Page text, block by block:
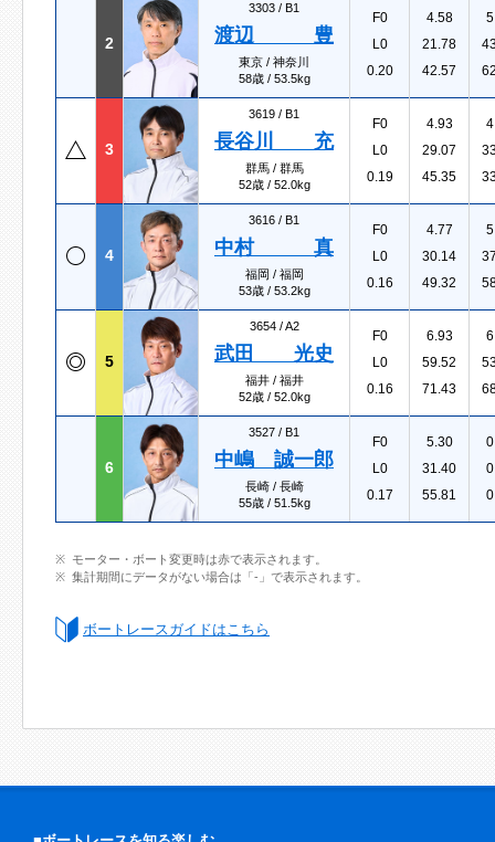
2
3303 / B1
渡辺 豊
東京 / 神奈川
58歳 / 53.5kg
F0
L0
0.20
4.58
21.78
42.57
3
3619 / B1
長谷川 充
群馬 / 群馬
52歳 / 52.0kg
F0
L0
0.19
4.93
29.07
45.35
4
3616 / B1
中村 真
福岡 / 福岡
53歳 / 53.2kg
F0
L0
0.16
4.77
30.14
49.32
5
3654 /A2
武田 光史
福井 / 福井
52歳 / 52.0kg
F0
L0
0.16
6.93
59.52
71.43
6
3527 / B1
中嶋 誠一郎
長崎 / 長崎
55歳 / 51.5kg
F0
L0
0.17
5.30
31.40
55.81
モーター・ボート変更時は赤で表示されます。
集計期間にデータがない場合は「-」で表示されます。
ボートレースガイドはこちら